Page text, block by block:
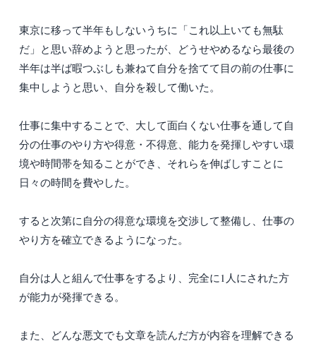
東京に移って半年もしないうちに「これ以上いても無駄
だ」と思い辞めようと思ったが、どうせやめるなら最後の
半年は半ば暇つぶしも兼ねて自分を捨てて目の前の仕事に
集中しようと思い、自分を殺して働いた。
仕事に集中することで、大して面白くない仕事を通して自
分の仕事のやり方や得意・不得意、能力を発揮しやすい環
境や時間帯を知ることができ、それらを伸ばしすことに
日々の時間を費やした。
すると次第に自分の得意な環境を交渉して整備し、仕事の
やり方を確立できるようになった。
自分は人と組んで仕事をするより、完全に1人にされた方
が能力が発揮できる。
また、どんな悪文でも文章を読んだ方が内容を理解できる